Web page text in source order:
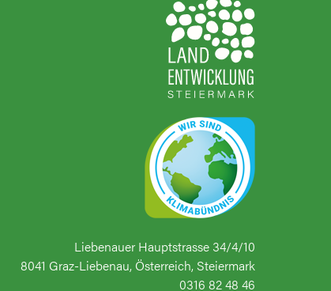
Liebenauer Hauptstrasse 34/4/10
8041 Graz-Liebenau, Österreich, Steiermark
0316 82 48 46